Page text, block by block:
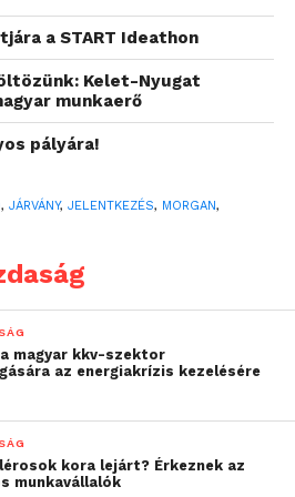
olyan tréningeken
során felfrissíthetik
fejleszthetik különféle
egy része a munka és
az időmenedzsmentet, a
mailes kommunikáció, vagy
A résztvevők
segítik, és széleskörű
nyílnak meg számukra:
korábbi visszatérőktől, és
szintű vezetőkkel, hogy
különböző részlegein
kihívást jelentő munkáról.
a START Ideathon
Kelet-Nyugat
munkaerő
pályára!
, JÁRVÁNY, JELENTKEZÉS, MORGAN,
a magyar kkv-szektor
az energiakrízis kezelésére
kora lejárt? Érkeznek az
munkavállalók